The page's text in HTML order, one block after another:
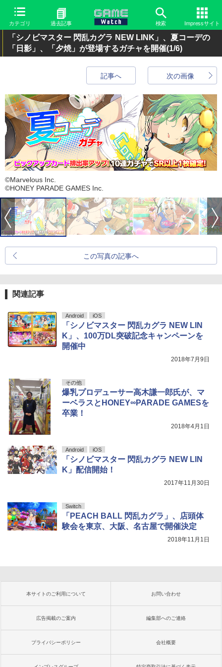
カテゴリ 過去記事 検索 Impressサイト
「シノビマスター 閃乱カグラ NEW LINK」、夏コーデの
「日影」、「夕焼」が登場するガチャを開催(1/6)
次の画像
記事へ
©Marvelous Inc.
©HONEY PARADE GAMES Inc.
この写真の記事へ
関連記事
Android iOS
「シノビマスター 閃乱カグラ NEW LIN
K」、100万DL突破記念キャンペーンを
開催中
2018年7月9日
その他
爆乳プロデューサー高木謙一郎氏が、マ
ーベラスとHONEY∞PARADE GAMESを
卒業！
2018年4月1日
Android iOS
「シノビマスター 閃乱カグラ NEW LIN
K」配信開始！
2017年11月30日
Switch
「PEACH BALL 閃乱カグラ」、店頭体
験会を東京、大阪、名古屋で開催決定
2018年11月1日
本サイトのご利用について お問い合わせ
広告掲載のご案内 編集部へのご連絡
プライバシーポリシー 会社概要